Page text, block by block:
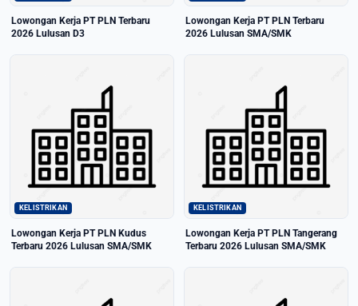
Lowongan Kerja PT PLN Terbaru
2026 Lulusan D3
Lowongan Kerja PT PLN Terbaru
2026 Lulusan SMA/SMK
KELISTRIKAN
Lowongan Kerja PT PLN Kudus
Terbaru 2026 Lulusan SMA/SMK
KELISTRIKAN
Lowongan Kerja PT PLN Tangerang
Terbaru 2026 Lulusan SMA/SMK